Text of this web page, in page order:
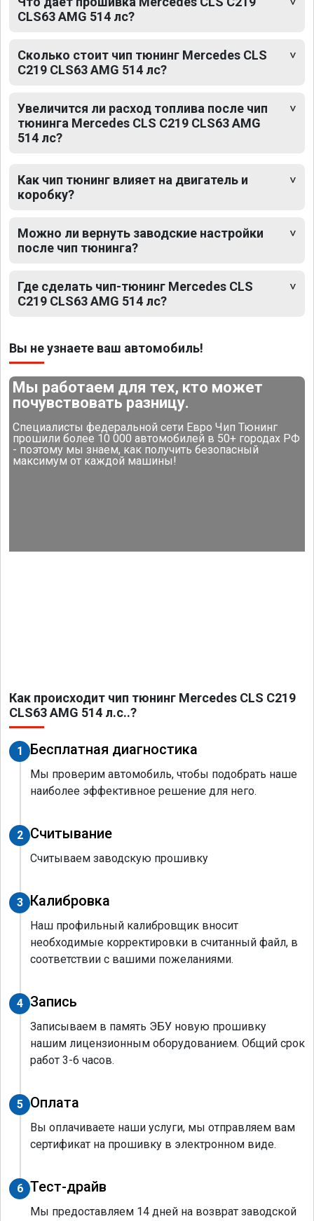
CLS63 AMG 514 лс?
Сколько стоит чип тюнинг Mercedes CLS
C219 CLS63 AMG 514 лс?
Увеличится ли расход топлива после чип
тюнинга Mercedes CLS C219 CLS63 AMG
514 лс?
Как чип тюнинг влияет на двигатель и
коробку?
Можно ли вернуть заводские настройки
после чип тюнинга?
Где сделать чип-тюнинг Mercedes CLS
C219 CLS63 AMG 514 лс?
Вы не узнаете ваш автомобиль!
Мы работаем для тех, кто может
почувствовать разницу.
Специалисты федеральной сети Евро Чип Тюнинг
прошили более 10 000 автомобилей в 50+ городах РФ
- поэтому мы знаем, как получить безопасный
максимум от каждой машины!
Как происходит чип тюнинг Mercedes CLS C219
CLS63 AMG 514 л.с..?
1 Бесплатная диагностика
Мы проверим автомобиль, чтобы подобрать наше
наиболее эффективное решение для него.
2 Считывание
Считываем заводскую прошивку
3 Калибровка
Наш профильный калибровщик вносит
необходимые корректировки в считанный файл, в
соответствии с вашими пожеланиями.
4 Запись
Записываем в память ЭБУ новую прошивку
нашим лицензионным оборудованием. Общий срок
работ 3-6 часов.
5 Оплата
Вы оплачиваете наши услуги, мы отправляем вам
сертификат на прошивку в электронном виде.
6 Тест-драйв
Мы предоставляем 14 дней на возврат заводской